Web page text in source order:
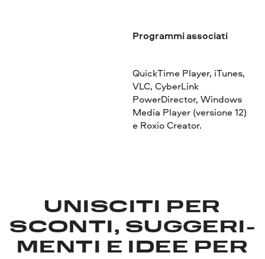
Programmi associati
QuickTime Player, iTunes,
VLC, CyberLink
PowerDirector, Windows
Media Player (versione 12)
e Roxio Creator.
UNISCITI PER
SCONTI, SUGGERI­
MENTI E IDEE PER